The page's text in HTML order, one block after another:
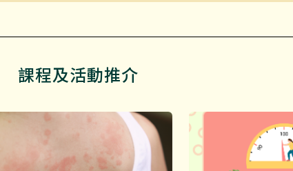
課程及活動推介